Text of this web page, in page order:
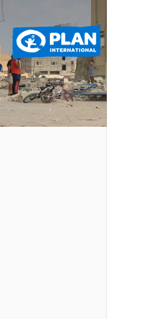
International